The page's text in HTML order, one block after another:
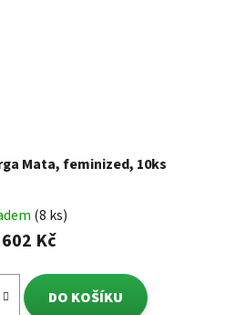
Mata, feminized, 10ks
(8 ks)
Kč
DO KOŠÍKU